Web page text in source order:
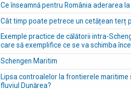
Ce înseamnă pentru România aderarea
Cât timp poate petrece un cetățean terț
Exemple practice de călătorii intra-
care să exemplifice ce se va schimba
Schengen Maritim
Lipsa controalelor la frontierele
fluviul Dunărea?